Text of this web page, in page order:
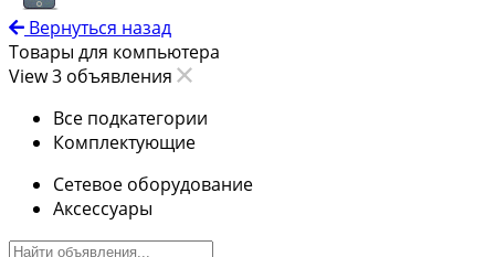
Вернуться назад
Товары для компьютера
View 3 объявления
Все подкатегории
Комплектующие
Сетевое оборудование
Аксессуары